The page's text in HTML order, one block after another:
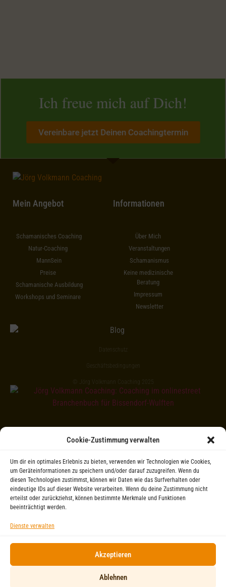
Cookie-Zustimmung verwalten
Um dir ein optimales Erlebnis zu bieten, verwenden wir Technologien wie Cookies,
um Geräteinformationen zu speichern und/oder darauf zuzugreifen. Wenn du
diesen Technologien zustimmst, können wir Daten wie das Surfverhalten oder
eindeutige IDs auf dieser Website verarbeiten. Wenn du deine Zustimmung nicht
erteilst oder zurückziehst, können bestimmte Merkmale und Funktionen
beeinträchtigt werden.
Dienste verwalten
Akzeptieren
Ablehnen
Ich freue mich auf Dich!
Vereinbare jetzt Deinen Coachingtermin
Mein Angebot
Schamanisches Coaching
Natur-Coaching
MannSein
Preise
Schamanische Ausbildung
Workshops und Seminare
Informationen
Über Mich
Veranstaltungen
Schamanismus
Keine medizinische
Beratung
Impressum
Newsletter
Datenschutz
Geschäftsbedingungen
© Jörg Volkmann Coaching 2025